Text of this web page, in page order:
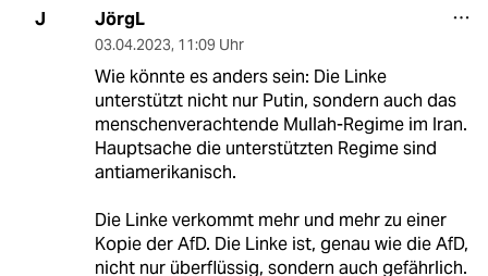
J JörgL
03.04.2023, 11:09 Uhr
Wie könnte es anders sein: Die Linke
unterstützt nicht nur Putin, sondern auch das
menschenverachtende Mullah-Regime im Iran.
Hauptsache die unterstützten Regime sind
antiamerikanisch.
Die Linke verkommt mehr und mehr zu einer
Kopie der AfD. Die Linke ist, genau wie die AfD,
nicht nur überflüssig, sondern auch gefährlich.